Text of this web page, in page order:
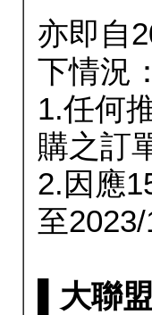
亦即自
下情況：
1.任何
購之訂
2.因應
至2023/
▌大聯